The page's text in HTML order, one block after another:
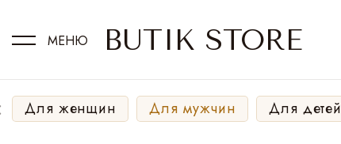
МЕНЮ BUTIK STORE
Для женщин Для мужчин Для детей